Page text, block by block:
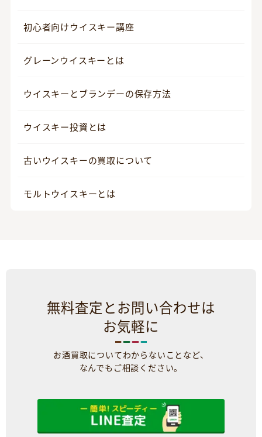
初心者向けウイスキー講座
グレーンウイスキーとは
ウイスキーとブランデーの保存方法
ウイスキー投資とは
古いウイスキーの買取について
モルトウイスキーとは
無料査定とお問い合わせは
お気軽に
お酒買取についてわからないことなど、
なんでもご相談ください。